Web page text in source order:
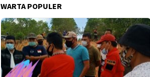
WARTA POPULER